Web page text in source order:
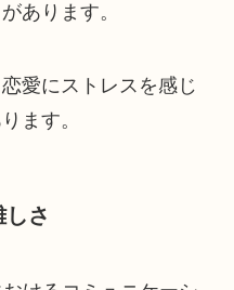
あります。
愛にストレスを感じ
ます。
さ